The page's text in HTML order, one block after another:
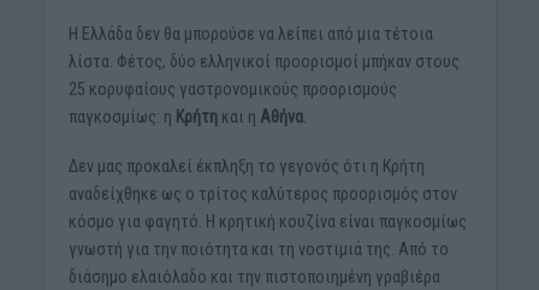
Η Ελλάδα δεν θα μπορούσε να λείπει από μια τέτοια
λίστα. Φέτος, δύο ελληνικοί προορισμοί μπήκαν στους
25 κορυφαίους γαστρονομικούς προορισμούς
παγκοσμίως: η Κρήτηκαι η Αθήνα.
Δεν μας προκαλεί έκπληξη το γεγονός ότι η Κρήτη
αναδείχθηκε ως ο τρίτος καλύτερος προορισμός στον
κόσμο για φαγητό. Η κρητική κουζίνα είναι παγκοσμίως
γνωστή για την ποιότητα και τη νοστιμιά της. Από το
διάσημο ελαιόλαδο και την πιστοποιημένη γραβιέρα